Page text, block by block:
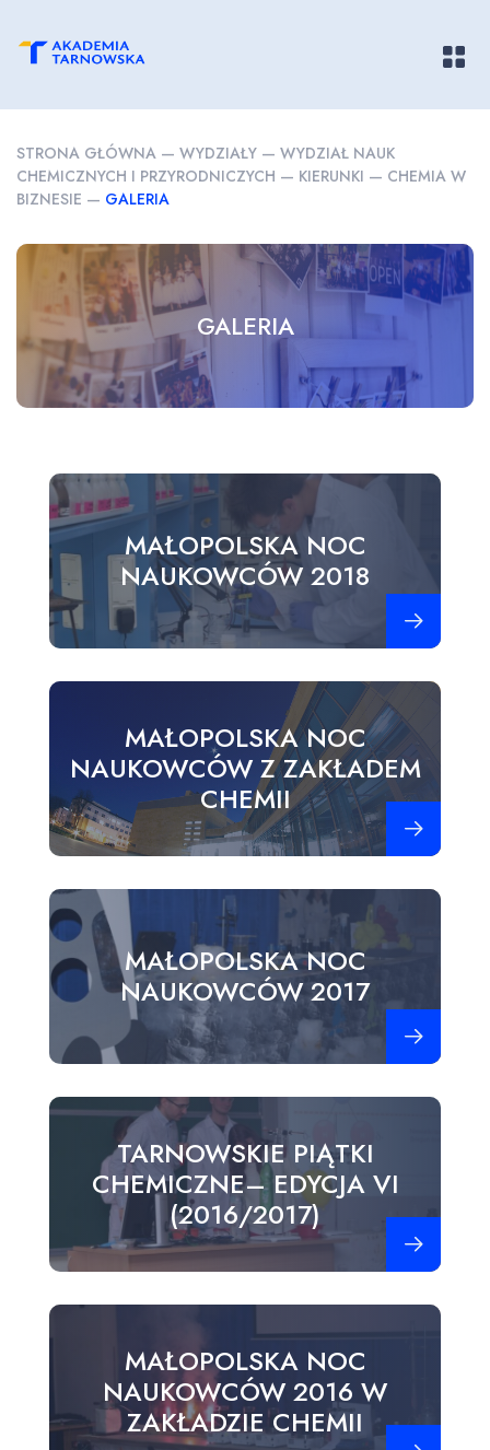
STRONA GŁÓWNA — WYDZIAŁY — WYDZIAŁ NAUK
CHEMICZNYCH I PRZYRODNICZYCH — KIERUNKI — CHEMIA W
BIZNESIE — GALERIA
GALERIA
MAŁOPOLSKA NOC
NAUKOWCÓW 2018
MAŁOPOLSKA NOC
NAUKOWCÓW Z ZAKŁADEM
CHEMII
MAŁOPOLSKA NOC
NAUKOWCÓW 2017
TARNOWSKIE PIĄTKI
CHEMICZNE– EDYCJA VI
(2016/2017)
MAŁOPOLSKA NOC
NAUKOWCÓW 2016 W
ZAKŁADZIE CHEMII